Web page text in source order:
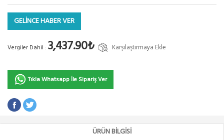
GELİNCE HABER VER
Vergiler Dahil : 3,437.90₺ Karşılaştırmaya Ekle
Tıkla Whatsapp İle Sipariş Ver
ÜRÜN BILGISI